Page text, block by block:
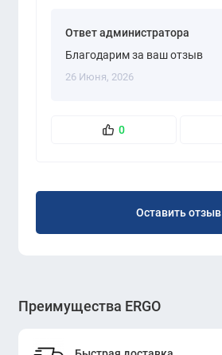
0
Ответ администратора
Благодарим за ваш отзыв
26 Июня, 2026
Оставить отзыв
Преимущества ERGO